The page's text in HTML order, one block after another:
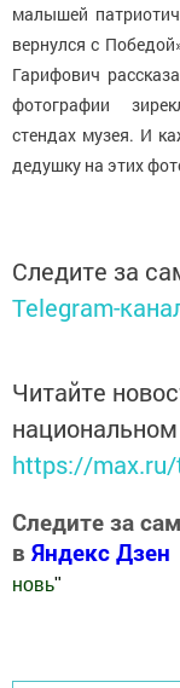
малышей
вернулся с
Гарифович
фотографии
стендах музея. И
дедушку на этих
Следите за
Telegram-
Читайте
https://
Следите за
в Яндекс Дзен
новь"